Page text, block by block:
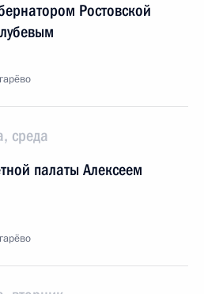
Ростовской
среда
палаты Алексеем